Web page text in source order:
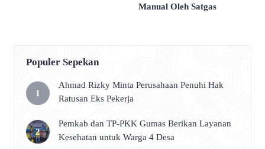
Manual Oleh Satgas
Populer Sepekan
Ahmad Rizky Minta Perusahaan Penuhi Hak
Ratusan Eks Pekerja
Pemkab dan TP-PKK Gumas Berikan Layanan
Kesehatan untuk Warga 4 Desa